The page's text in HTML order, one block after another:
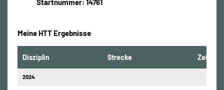
Startnummer: 14761
Meine HTT Ergebnisse
Disziplin Strecke Zeit
2024